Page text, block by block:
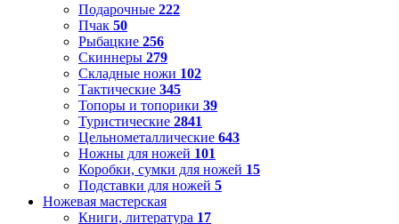
Подарочные 222
Пчак 50
Рыбацкие 256
Скиннеры 279
Складные ножи 102
Тактические 345
Топоры и топорики 39
Туристические 2841
Цельнометаллические 643
Ножны для ножей 101
Коробки, сумки для ножей 15
Подставки для ножей 5
Ножевая мастерская
Книги, литература 17